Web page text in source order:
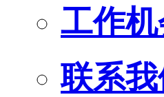
工作
联系我